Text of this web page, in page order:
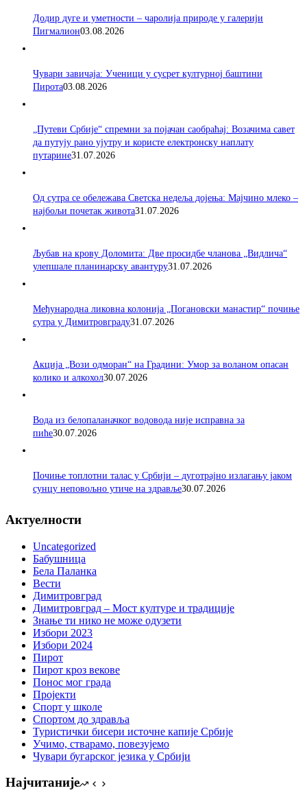
Додир дуге и уметности – чаролија природе у галерији
Пигмалион03.08.2026
Чувари завичаја: Ученици у сусрет културној баштини
Пирота03.08.2026
„Путеви Србије“ спремни за појачан саобраћај: Возачима савет
да путују рано ујутру и користе електронску наплату
путарине31.07.2026
Од сутра се обележава Светска недеља дојења: Мајчино млеко –
најбољи почетак живота31.07.2026
Љубав на крову Доломита: Две просидбе чланова „Видлича“
улепшале планинарску авантуру31.07.2026
Међународна ликовна колонија „Погановски манастир“ почиње
сутра у Димитровграду31.07.2026
Акција „Вози одморан“ на Градини: Умор за воланом опасан
колико и алкохол30.07.2026
Вода из белопаланачког водовода није исправна за
пиће30.07.2026
Почиње топлотни талас у Србији – дуготрајно излагању јаком
сунцу неповољно утиче на здравље30.07.2026
Актуелности
Uncategorized
Бабушница
Бела Паланка
Вести
Димитровград
Димитровград – Мост културе и традиције
Знање ти нико не може одузети
Избори 2023
Избори 2024
Пирот
Пирот кроз векове
Понос мог града
Пројекти
Спорт у школе
Спортом до здравља
Туристички бисери источне капије Србије
Учимо, стварамо, повезујемо
Чувари бугарског језика у Србији
Најчитаније